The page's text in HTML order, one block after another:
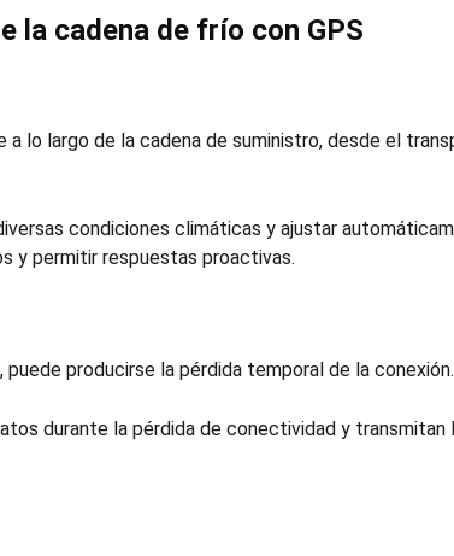
la cadena de frío con GPS
lo largo de la cadena de suministro, desde el
condiciones climáticas y ajustar
y permitir respuestas proactivas.
producirse la pérdida temporal de la conexión.
durante la pérdida de conectividad y transmitan